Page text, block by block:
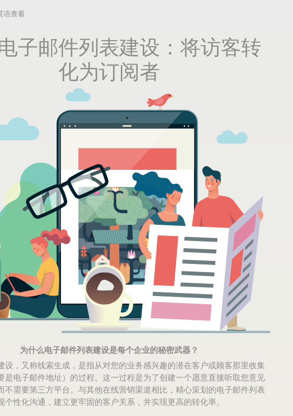
语查看
子邮件列表建设：将访客转
化为订阅者
为什么电子邮件列表建设是每个企业的秘密武器？
设，又称线索生成，是指从对您的业务感兴趣的潜在客户或顾客那里收集
是电子邮件地址）的过程。这一过程是为了创建一个愿意直接听取您意见
不需要第三方平台。与其他在线营销渠道相比，精心策划的电子邮件列表
个性化沟通，建立更牢固的客户关系，并实现更高的转化率。